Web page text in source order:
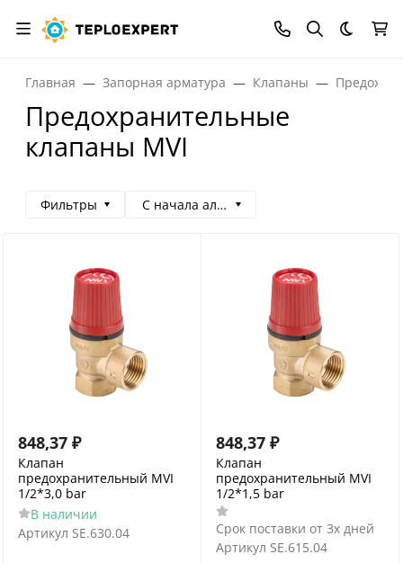
Темная
Главная Запорная арматура Клапаны
Предохранительные
клапаны MVI
Фильтры С начала алфавита
848,37 ₽
Клапан
предохранительный MVI
1/2*3,0 bar
В наличии
Артикул SE.630.04
848,37 ₽
Клапан
предохранительный MVI
1/2*1,5 bar
Срок поставки от 3х дней
Артикул SE.615.04